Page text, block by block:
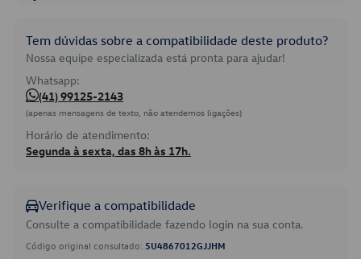
Tem dúvidas sobre a compatibilidade deste produto?
Nossa equipe especializada está pronta para ajudar!
Whatsapp:
(41) 99125-2143
(apenas mensagens de texto, não atendemos ligações)
Horário de atendimento:
Segunda à sexta, das 8h às 17h.
Verifique a compatibilidade
Consulte a compatibilidade fazendo login na sua conta.
Código original consultado: 5U4867012GJJHM